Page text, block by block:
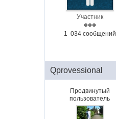
Участник
1 034 сообщений
Qprovessional
Продвинутый
пользователь